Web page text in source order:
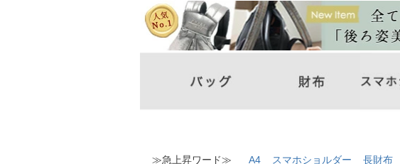
≫急上昇ワード≫ A4 スマホショルダー 長財布